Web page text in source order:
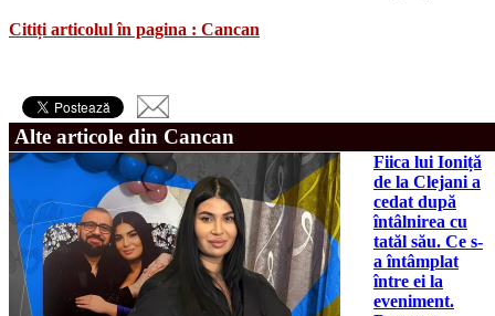
Citiți articolul în pagina : Cancan
Alte articole din Cancan
Fiica lui Ioniță
de la Clejani a
cedat după
întâlnirea cu
tatăl său. Ce s-
a întâmplat
între ei la
eveniment.